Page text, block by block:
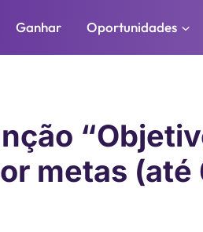
Ganhar Oportunidades
metas (até